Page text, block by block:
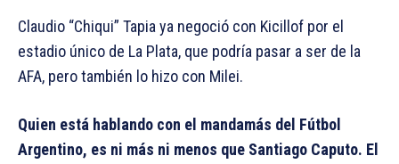
Claudio “Chiqui” Tapia ya negoció con Kicillof por el
estadio único de La Plata, que podría pasar a ser de la
AFA, pero también lo hizo con Milei.
Quien está hablando con el mandamás del Fútbol
Argentino, es ni más ni menos que Santiago Caputo. El